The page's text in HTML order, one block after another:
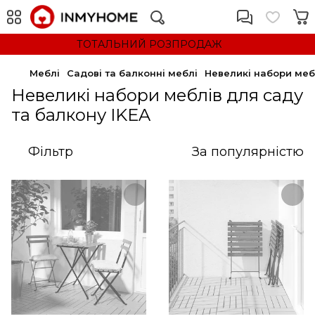
ТОТАЛЬНИЙ РОЗПРОДАЖ
Меблі Садові та балконні меблі Невеликі набори
Невеликі набори меблів для саду
та балкону IKEA
Фільтр За популярністю